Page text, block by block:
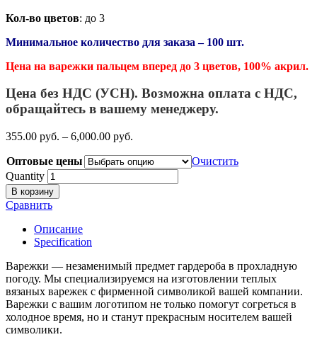
Кол-во цветов: до 3
Минимальное количество для заказа – 100 шт.
Цена на варежки пальцем вперед до 3 цветов, 100% акрил.
Цена без НДС (УСН). Возможна оплата с НДС,
обращайтесь в вашему менеджеру.
355.00 руб. – 6,000.00 руб.
Оптовые цены
Очистить
Quantity
В корзину
Сравнить
Описание
Specification
Варежки — незаменимый предмет гардероба в прохладную
погоду. Мы специализируемся на изготовлении теплых
вязаных варежек с фирменной символикой вашей компании.
Варежки с вашим логотипом не только помогут согреться в
холодное время, но и станут прекрасным носителем вашей
символики.